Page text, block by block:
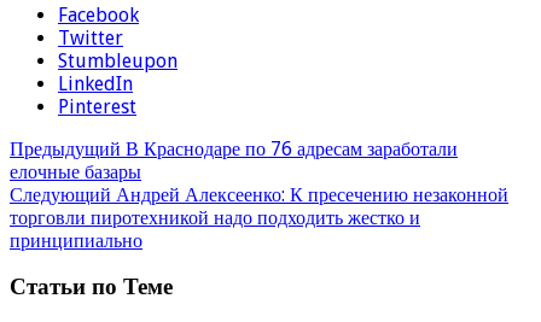
Facebook
Twitter
Stumbleupon
LinkedIn
Pinterest
Предыдущий В Краснодаре по 76 адресам заработали
елочные базары
Следующий Андрей Алексеенко: К пресечению незаконной
торговли пиротехникой надо подходить жестко и
принципиально
Статьи по Теме